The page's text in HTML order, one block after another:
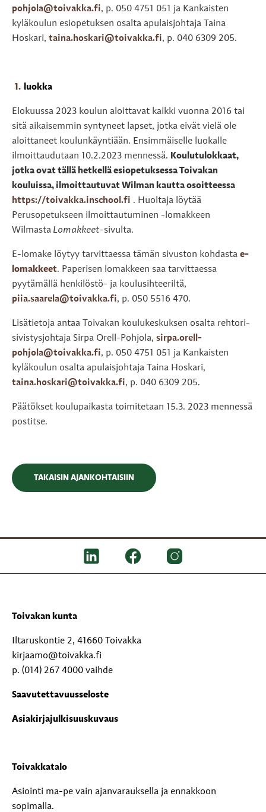
pohjola@toivakka.fi, p. 050 4751 051 ja Kankaisten
kyläkoulun esiopetuksen osalta apulaisjohtaja Taina
Hoskari, taina.hoskari@toivakka.fi, p. 040 6309 205.
luokka
Elokuussa 2023 koulun aloittavat kaikki vuonna 2016 tai
sitä aikaisemmin syntyneet lapset, jotka eivät vielä ole
aloittaneet koulunkäyntiään. Ensimmäiselle luokalle
ilmoittaudutaan 10.2.2023 mennessä. Koulutulokkaat,
jotka ovat tällä hetkellä esiopetuksessa Toivakan
kouluissa, ilmoittautuvat Wilman kautta osoitteessa
https://toivakka.inschool.fi . Huoltaja löytää
Perusopetukseen ilmoittautuminen -lomakkeen
Wilmasta Lomakkeet-sivulta.
E-lomake löytyy tarvittaessa tämän sivuston kohdasta e-
lomakkeet. Paperisen lomakkeen saa tarvittaessa
pyytämällä henkilöstö- ja koulusihteeriltä,
piia.saarela@toivakka.fi, p. 050 5516 470.
Lisätietoja antaa Toivakan koulukeskuksen osalta rehtori-
sivistysjohtaja Sirpa Orell-Pohjola, sirpa.orell-
pohjola@toivakka.fi, p. 050 4751 051 ja Kankaisten
kyläkoulun osalta apulaisjohtaja Taina Hoskari,
taina.hoskari@toivakka.fi, p. 040 6309 205.
Päätökset koulupaikasta toimitetaan 15.3. 2023 mennessä
postitse.
TAKAISIN AJANKOHTAISIIN
Toivakan kunta
Iltaruskontie 2, 41660 Toivakka
kirjaamo@toivakka.fi
p. (014) 267 4000 vaihde
Saavutettavuusseloste
Asiakirjajulkisuuskuvaus
Toivakkatalo
Asiointi ma-pe vain ajanvarauksella ja ennakkoon
sopimalla.